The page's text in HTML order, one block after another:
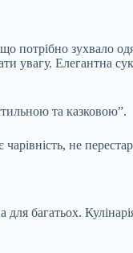
потрібно
Елегантна
та казковою”.
не
для багатьох.